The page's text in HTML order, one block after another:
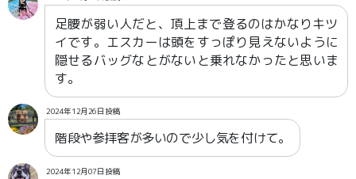
足腰が弱い人だと、頂上まで登るのはかなりキツ
イです。エスカーは頭をすっぽり見えないように
隠せるバッグなとがないと乗れなかったと思いま
す。
2024年12月26日投稿
階段や参拝客が多いので少し気を付けて。
2024年12月07日投稿